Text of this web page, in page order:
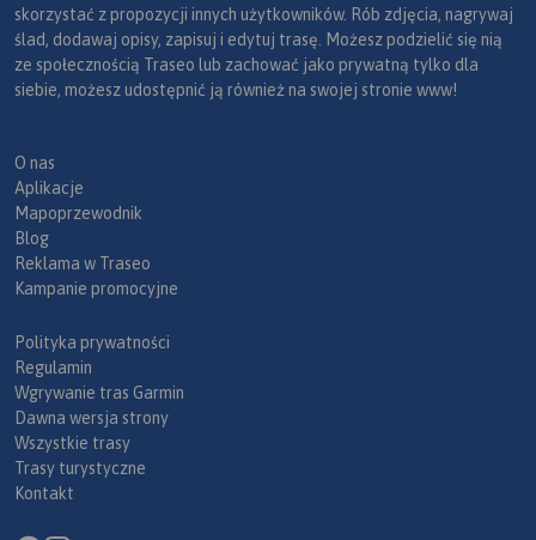
skorzystać z propozycji innych użytkowników. Rób zdjęcia, nagrywaj
ślad, dodawaj opisy, zapisuj i edytuj trasę. Możesz podzielić się nią
ze społecznością Traseo lub zachować jako prywatną tylko dla
siebie, możesz udostępnić ją również na swojej stronie www!
O nas
Aplikacje
Mapoprzewodnik
Blog
Reklama w Traseo
Kampanie promocyjne
Polityka prywatności
Regulamin
Wgrywanie tras Garmin
Dawna wersja strony
Wszystkie trasy
Trasy turystyczne
Kontakt